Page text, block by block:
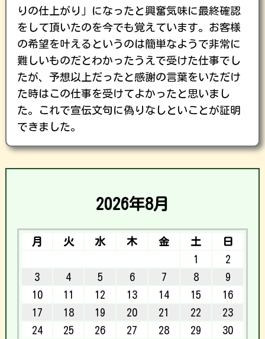
りの仕上がり」になったと興奮気味に最終確認
をして頂いたのを今でも覚えています。お客様
の希望を叶えるというのは簡単なようで非常に
難しいものだとわかったうえで受けた仕事でし
たが、予想以上だったと感謝の言葉をいただけ
た時はこの仕事を受けてよかったと思いまし
た。これで宣伝文句に偽りなしといことが証明
できました。
2026年8月
月 火 水 木 金 土
日
1
2
3
4 5 6 7 8
9
10
11 12 13 14 15
16
17
18 19 20 21 22
23
24
25 26 27 28 29
30